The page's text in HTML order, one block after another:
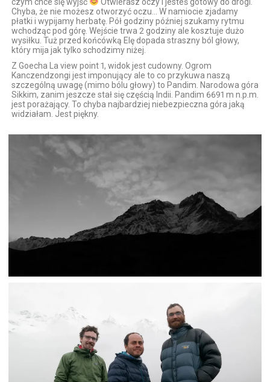
Chyba, że nie możesz otworzyć oczu… W namiocie zjadamy
płatki i wypijamy herbatę. Pół godziny później szukamy rytmu
wchodząc pod górę. Wejście trwa 2 godziny ale kosztuje dużo
wysiłku. Tuż przed końcówką Elę dopada straszny ból głowy,
który mija jak tylko schodzimy niżej.
Z Goecha La view point 1, widok jest cudowny. Ogrom
Kanczendzongi jest imponujący ale to co przykuwa naszą
szczególną uwagę (mimo bólu głowy) to Pandim. Narodowa góra
Sikkim, zanim jeszcze stał się częścią Indii. Pandim 6691 m n.p.m.
jest porażający. To chyba najbardziej niebezpieczna góra jaką
widziałam. Jest piękny.